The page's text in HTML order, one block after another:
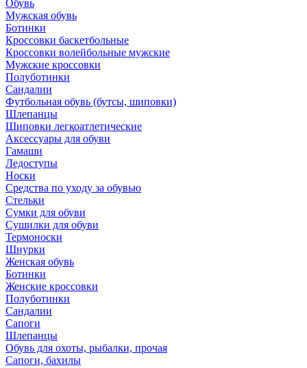
Обувь
Мужская обувь
Ботинки
Кроссовки баскетбольные
Кроссовки волейбольные мужские
Мужские кроссовки
Полуботинки
Сандалии
Футбольная обувь (бутсы, шиповки)
Шлепанцы
Шиповки легкоатлетические
Аксессуары для обуви
Гамаши
Ледоступы
Носки
Средства по уходу за обувью
Стельки
Сумки для обуви
Сушилки для обуви
Термоноски
Шнурки
Женская обувь
Ботинки
Женские кроссовки
Полуботинки
Сандалии
Сапоги
Шлепанцы
Обувь для охоты, рыбалки, прочая
Сапоги, бахилы